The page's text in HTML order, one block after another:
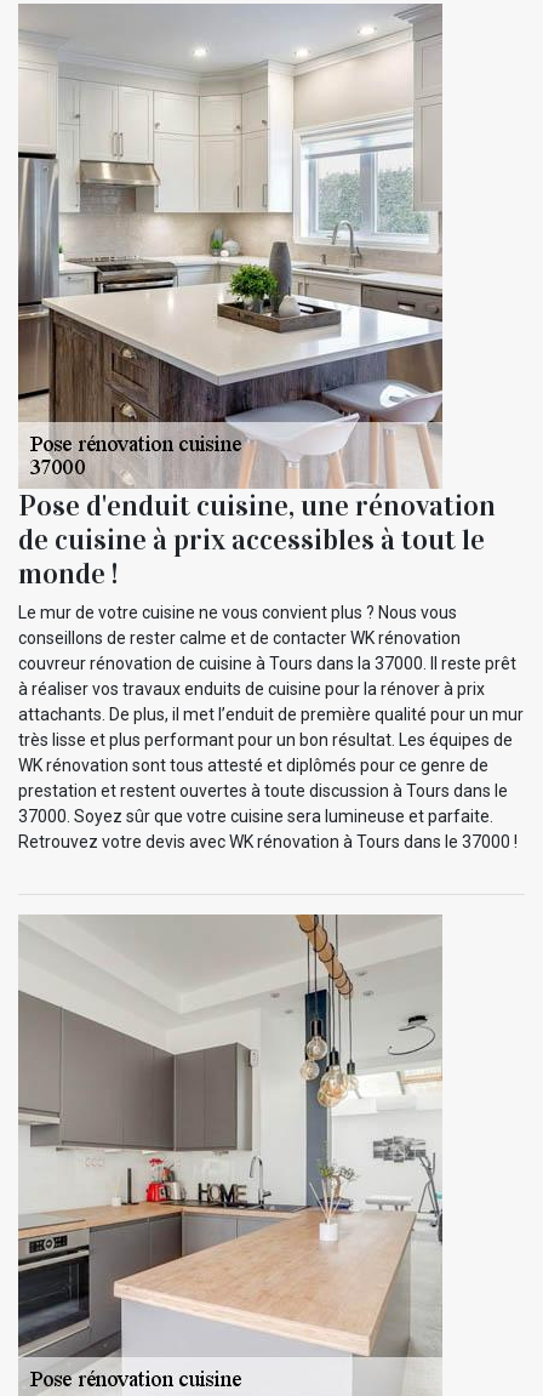
Pose d'enduit cuisine, une rénovation
de cuisine à prix accessibles à tout le
monde !
Le mur de votre cuisine ne vous convient plus ? Nous vous
conseillons de rester calme et de contacter WK rénovation
couvreur rénovation de cuisine à Tours dans la 37000. Il reste prêt
à réaliser vos travaux enduits de cuisine pour la rénover à prix
attachants. De plus, il met l’enduit de première qualité pour un mur
très lisse et plus performant pour un bon résultat. Les équipes de
WK rénovation sont tous attesté et diplômés pour ce genre de
prestation et restent ouvertes à toute discussion à Tours dans le
37000. Soyez sûr que votre cuisine sera lumineuse et parfaite.
Retrouvez votre devis avec WK rénovation à Tours dans le 37000 !